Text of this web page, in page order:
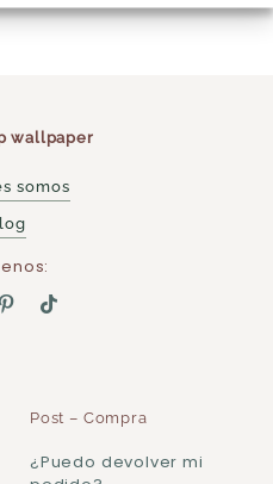
wallpaper
somos
Post – Compra
¿Puedo devolver mi